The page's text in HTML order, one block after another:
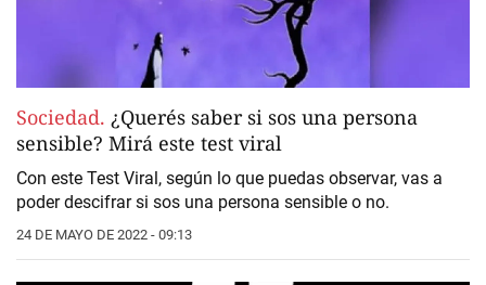
Sociedad. ¿Querés saber si sos una persona
sensible? Mirá este test viral
Con este Test Viral, según lo que puedas observar, vas a
poder descifrar si sos una persona sensible o no.
24 DE MAYO DE 2022 - 09:13